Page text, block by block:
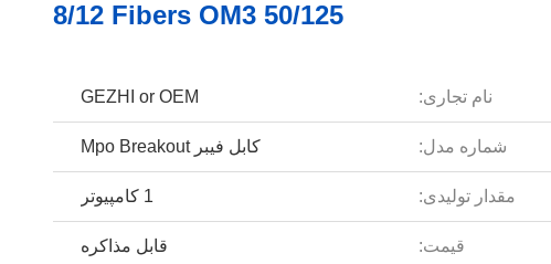
8/12 Fibers OM3 50/125
نام تجاری: GEZHI or OEM
شماره مدل: کابل فیبر Mpo Breakout
مقدار تولیدی: 1 کامپیوتر
قیمت: قابل مذاکره